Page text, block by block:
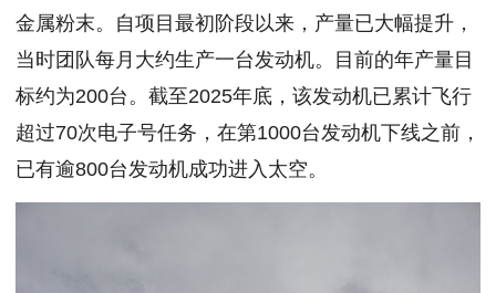
金属粉末。自项目最初阶段以来，产量已大幅提升，
当时团队每月大约生产一台发动机。目前的年产量目
标约为200台。截至2025年底，该发动机已累计飞行
超过70次电子号任务，在第1000台发动机下线之前，
已有逾800台发动机成功进入太空。